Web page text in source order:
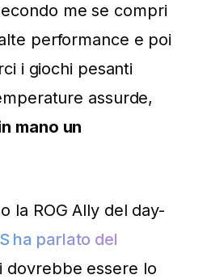
me se compri
performance e poi
i giochi pesanti
assurde,
mano un
la ROG Ally del day-
ha parlato del
dovrebbe essere lo